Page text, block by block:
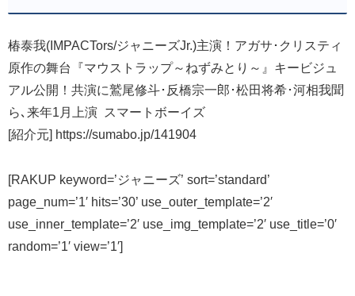
椿泰我(IMPACTors/ジャニーズJr.)主演！アガサ･クリスティ
原作の舞台『マウストラップ～ねずみとり～』キービジュ
アル公開！共演に鷲尾修斗･反橋宗一郎･松田将希･河相我聞
ら､来年1月上演 スマートボーイズ
[紹介元] https://sumabo.jp/141904
[RAKUP keyword=’ジャニーズ’ sort=’standard’
page_num=’1′ hits=’30’ use_outer_template=’2′
use_inner_template=’2′ use_img_template=’2′ use_title=’0′
random=’1′ view=’1′]